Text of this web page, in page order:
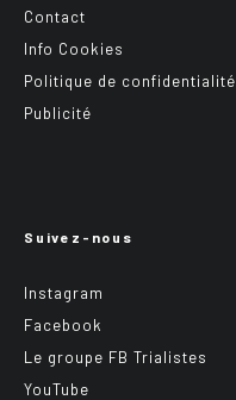
Contact
Info Cookies
Politique de confidentialité
Publicité
Suivez-nous
Instagram
Facebook
Le groupe FB Trialistes
YouTube